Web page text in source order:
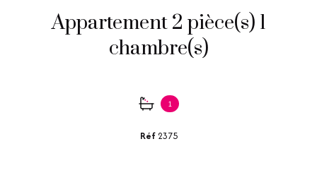
Appartement 2 pièce(s) 1
chambre(s)
1
Réf 2375